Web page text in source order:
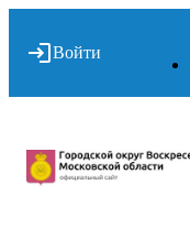
Войти